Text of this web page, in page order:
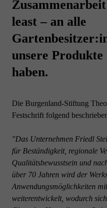
least – an alle
unsere Produkte
haben.
Die Burgenland-Stiftung
Festschrift folgend
"Das Unternehmen Friedl
für Beständigkeit, regionale
Qualitätsbewusstsein und
über 70 Jahren wird der
Anwendungsmöglichkeiten
weiterentwickelt, wodurch